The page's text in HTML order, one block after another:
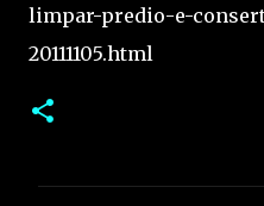
limpar-predio-e-
20111105.html